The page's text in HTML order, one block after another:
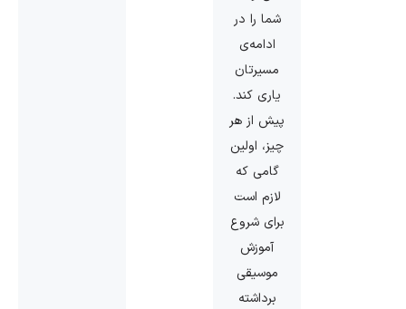
شما را در
ادامه‌ی
مسیرتان
یاری کند.
پیش از هر
چیز، اولین
گامی که
لازم است
برای شروع
آموزش
موسیقی
برداشته